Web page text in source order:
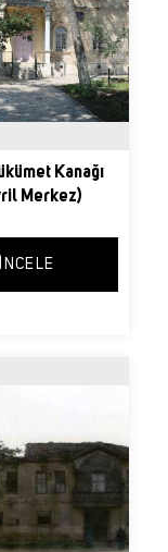
Kanağı
Merkez)
İNCELE